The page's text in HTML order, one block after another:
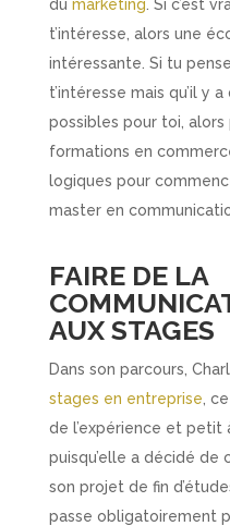
du marketing . Si c’est
t’intéresse, alors une
intéressante. Si tu
t’intéresse mais qu’il y
possibles pour toi,
formations en
logiques pour
master en
FAIRE DE LA
AUX STAGES
Dans son parcours,
stages en entreprise ,
de l’expérience et petit
puisqu’elle a décidé de
son projet de fin
passe obligatoirement